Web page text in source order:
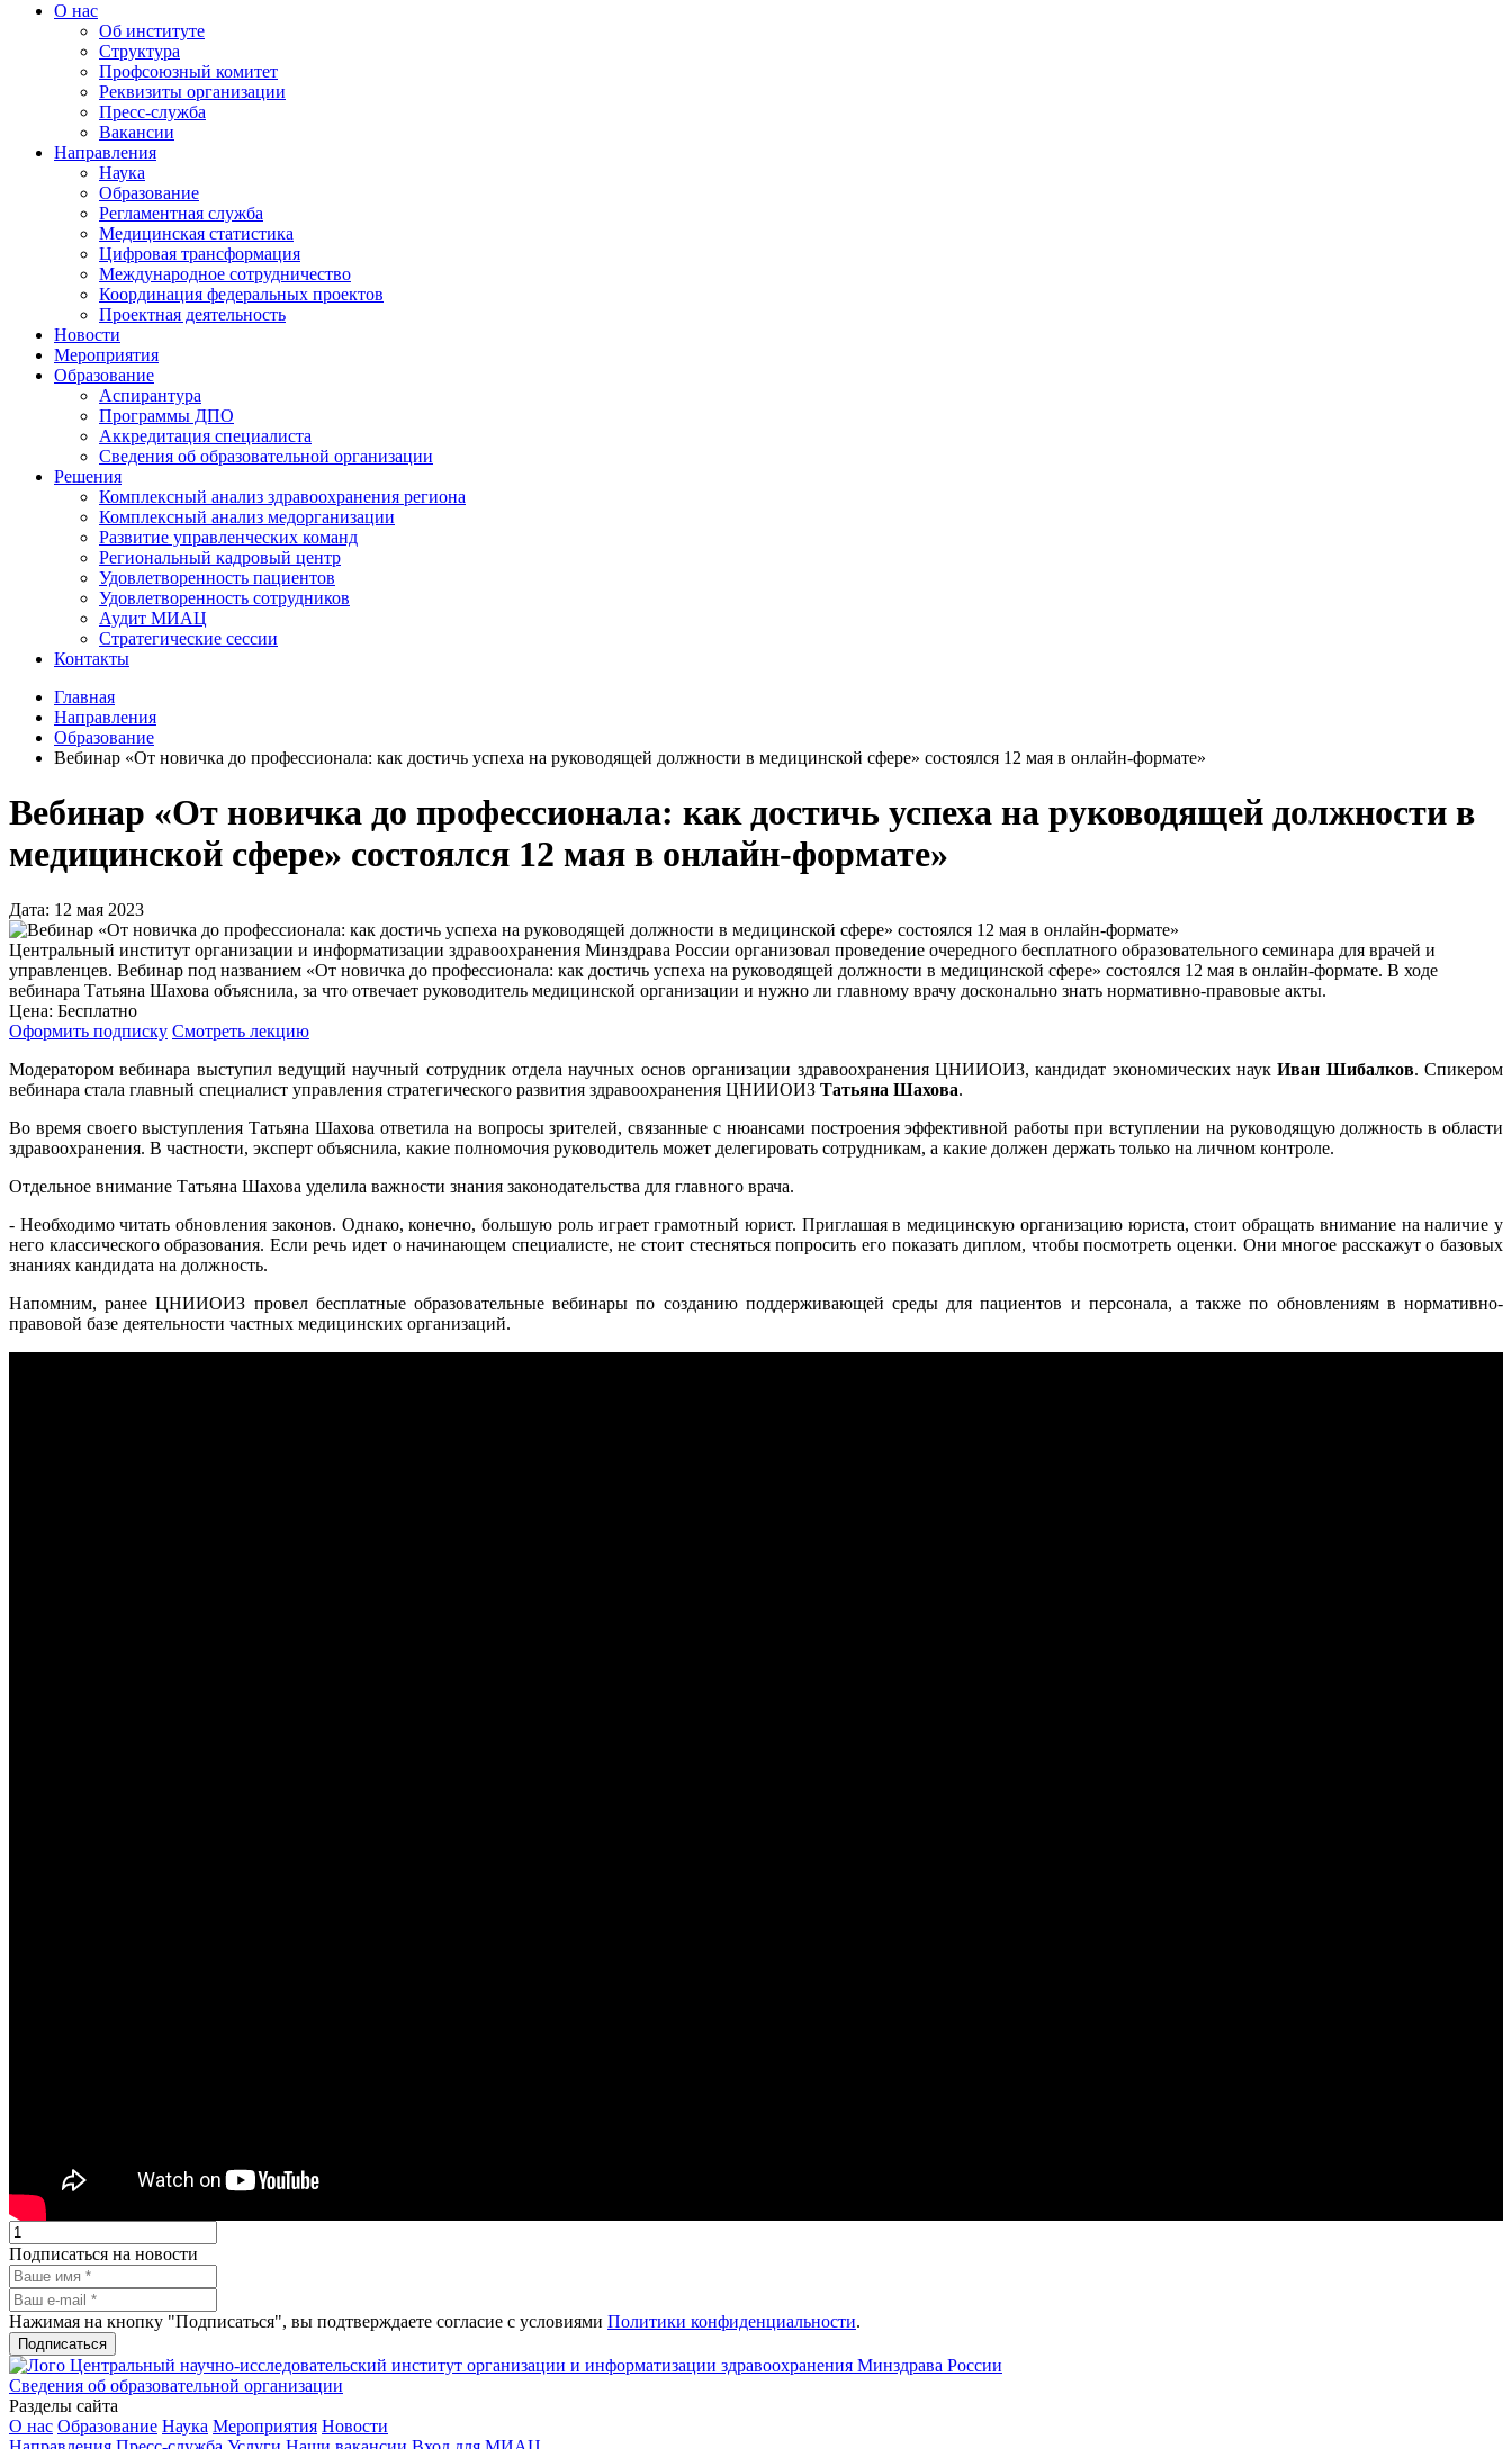
О нас
Об институте
Структура
Профсоюзный комитет
Реквизиты организации
Пресс-служба
Вакансии
Направления
Наука
Образование
Регламентная служба
Медицинская статистика
Цифровая трансформация
Международное сотрудничество
Координация федеральных проектов
Проектная деятельность
Новости
Мероприятия
Образование
Аспирантура
Программы ДПО
Аккредитация специалиста
Сведения об образовательной организации
Решения
Комплексный анализ здравоохранения региона
Комплексный анализ медорганизации
Развитие управленческих команд
Региональный кадровый центр
Удовлетворенность пациентов
Удовлетворенность сотрудников
Аудит МИАЦ
Стратегические сессии
Контакты
Главная
Направления
Образование
Вебинар «От новичка до профессионала: как достичь успеха на руководящей должности в медицинской сфере» состоялся 12 мая в онлайн-формате»
Вебинар «От новичка до профессионала: как достичь успеха на руководящей должности в
медицинской сфере» состоялся 12 мая в онлайн-формате»
Дата: 12 мая 2023
Центральный институт организации и информатизации здравоохранения Минздрава России организовал проведение очередного бесплатного образовательного семинара для врачей и
управленцев. Вебинар под названием «От новичка до профессионала: как достичь успеха на руководящей должности в медицинской сфере» состоялся 12 мая в онлайн-формате. В ходе
вебинара Татьяна Шахова объяснила, за что отвечает руководитель медицинской организации и нужно ли главному врачу досконально знать нормативно-правовые акты.
Цена: Бесплатно
Оформить подписку Смотреть лекцию
Модератором вебинара выступил ведущий научный сотрудник отдела научных основ организации здравоохранения ЦНИИОИЗ, кандидат экономических наукИван Шибалков. Спикером
вебинара стала главный специалист управления стратегического развития здравоохранения ЦНИИОИЗ Татьяна Шахова.
Во время своего выступления Татьяна Шахова ответила на вопросы зрителей, связанные с нюансами построения эффективной работы при вступлении на руководящую должность в области
здравоохранения. В частности, эксперт объяснила, какие полномочия руководитель может делегировать сотрудникам, а какие должен держать только на личном контроле.
Отдельное внимание Татьяна Шахова уделила важности знания законодательства для главного врача.
- Необходимо читать обновления законов. Однако, конечно, большую роль играет грамотный юрист. Приглашая в медицинскую организацию юриста, стоит обращать внимание на наличие у
него классического образования. Если речь идет о начинающем специалисте, не стоит стесняться попросить его показать диплом, чтобы посмотреть оценки. Они многое расскажут о базовых
знаниях кандидата на должность.
Напомним, ранее ЦНИИОИЗ провел бесплатные образовательные вебинары по созданию поддерживающей среды для пациентов и персонала, а также по обновлениям в нормативно-
правовой базе деятельности частных медицинских организаций.
Подписаться на новости
Нажимая на кнопку "Подписаться", вы подтверждаете согласие с условиями Политики конфиденциальности.
Подписаться
Центральный научно-исследовательский институт организации и информатизации здравоохранения Минздрава России
Сведения об образовательной организации
Разделы сайта
О нас Образование Наука Мероприятия Новости